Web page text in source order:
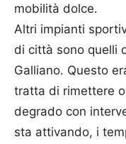
mobilità dolce.
Altri impianti
di città sono quelli
Galliano. Questo
tratta di rimettere
degrado con
sta attivando, i